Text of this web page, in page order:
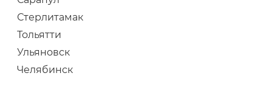
Стерлитамак
Тольятти
Ульяновск
Челябинск